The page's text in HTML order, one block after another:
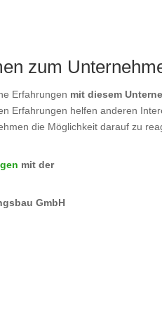
zum
Erfahrungen mit diesem
Erfahrungen helfen anderen
die Möglichkeit darauf zu
mit der
GmbH